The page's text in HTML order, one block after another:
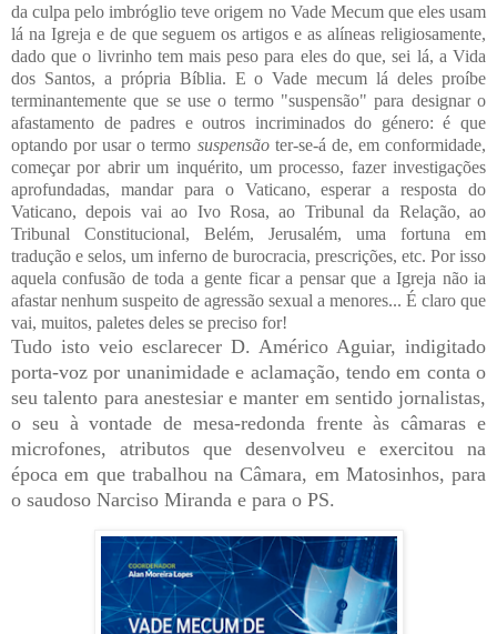
da culpa pelo imbróglio teve origem no Vade Mecum que eles usam
lá na Igreja e de que seguem os artigos e as alíneas religiosamente,
dado que o livrinho tem mais peso para eles do que, sei lá, a Vida
dos Santos, a própria Bíblia. E o Vade mecum lá deles proíbe
terminantemente que se use o termo "suspensão" para designar o
afastamento de padres e outros incriminados do género: é que
optando por usar o termo suspensãoter-se-á de, em conformidade,
começar por abrir um inquérito, um processo, fazer investigações
aprofundadas, mandar para o Vaticano, esperar a resposta do
Vaticano, depois vai ao Ivo Rosa, ao Tribunal da Relação, ao
Tribunal Constitucional, Belém, Jerusalém, uma fortuna em
tradução e selos, um inferno de burocracia, prescrições, etc. Por isso
aquela confusão de toda a gente ficar a pensar que a Igreja não ia
afastar nenhum suspeito de agressão sexual a menores... É claro que
vai, muitos, paletes deles se preciso for!
Tudo isto veio esclarecer D. Américo Aguiar, indigitado
porta-voz por unanimidade e aclamação, tendo em conta o
seu talento para anestesiar e manter em sentido jornalistas,
o seu à vontade de mesa-redonda frente às câmaras e
microfones, atributos que desenvolveu e exercitou na
época em que trabalhou na Câmara, em Matosinhos, para
o saudoso Narciso Miranda e para o PS.